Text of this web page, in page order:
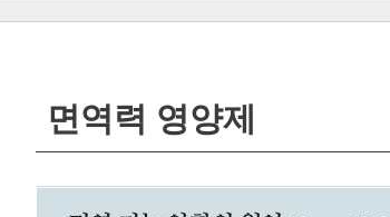
면역력 영양제